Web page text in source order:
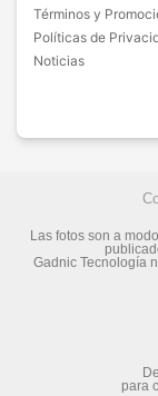
Términos y
Políticas de
Noticias
Las fotos son a
Gadnic Tecnología
para